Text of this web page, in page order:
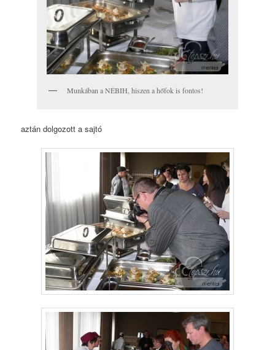
Munkában a NÉBIH, hiszen a hőfok is fontos!
aztán dolgozott a sajtó